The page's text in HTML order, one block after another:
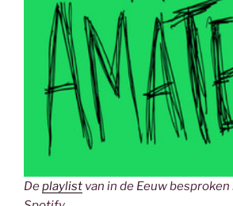
Deplaylist van in de Eeuw